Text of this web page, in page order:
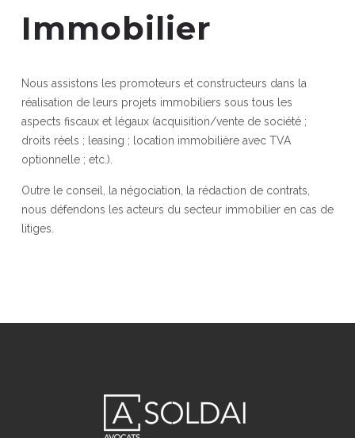
Immobilier
Nous assistons les promoteurs et constructeurs dans la
réalisation de leurs projets immobiliers sous tous les
aspects fiscaux et légaux (acquisition/vente de société ;
droits réels ; leasing ; location immobilière avec TVA
optionnelle ; etc.).
Outre le conseil, la négociation, la rédaction de contrats,
nous défendons les acteurs du secteur immobilier en cas de
litiges.